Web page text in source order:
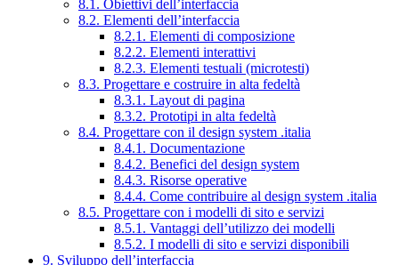
8.1. Obiettivi dell’interfaccia
8.2. Elementi dell’interfaccia
8.2.1. Elementi di composizione
8.2.2. Elementi interattivi
8.2.3. Elementi testuali (microtesti)
8.3. Progettare e costruire in alta fedeltà
8.3.1. Layout di pagina
8.3.2. Prototipi in alta fedeltà
8.4. Progettare con il design system .italia
8.4.1. Documentazione
8.4.2. Benefici del design system
8.4.3. Risorse operative
8.4.4. Come contribuire al design system .italia
8.5. Progettare con i modelli di sito e servizi
8.5.1. Vantaggi dell’utilizzo dei modelli
8.5.2. I modelli di sito e servizi disponibili
9. Sviluppo dell’interfaccia